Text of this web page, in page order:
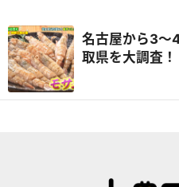
名古屋から3～
取県を大調査